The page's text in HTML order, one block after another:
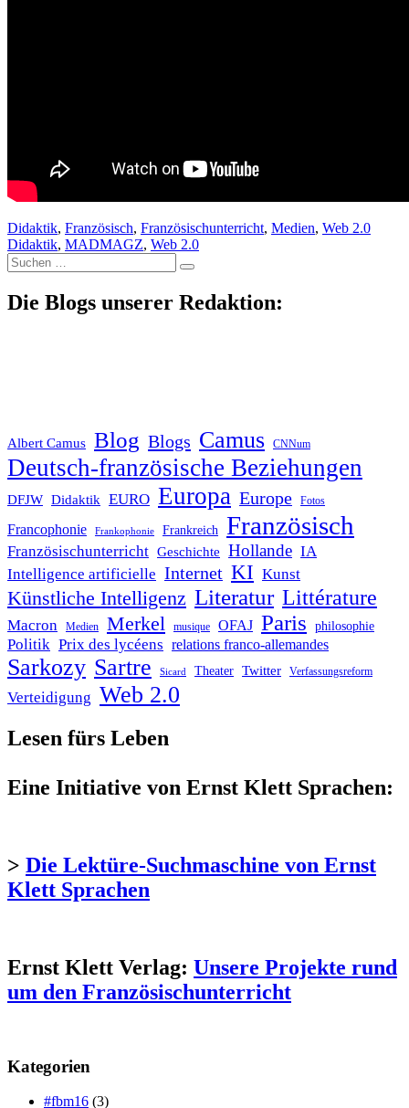
Didaktik, Französisch, Französischunterricht, Medien, Web 2.0
Didaktik, MADMAGZ, Web 2.0
Suche
nach:
Die Blogs unserer Redaktion:
Albert Camus Blog Blogs Camus CNNum
Deutsch-französische Beziehungen
DFJW Didaktik EURO Europa Europe Fotos
Francophonie Frankophonie Frankreich Französisch
Französischunterricht Geschichte Hollande IA
Intelligence artificielle Internet KI Kunst
Künstliche Intelligenz Literatur Littérature
Macron Medien Merkel musique OFAJ Paris philosophie
Politik Prix des lycéens relations franco-allemandes
Sarkozy Sartre Sicard Theater Twitter Verfassungsreform
Verteidigung Web 2.0
Lesen fürs Leben
Eine Initiative von Ernst Klett Sprachen:
> Die Lektüre-Suchmaschine von Ernst
Klett Sprachen
Ernst Klett Verlag: Unsere Projekte rund
um den Französischunterricht
Kategorien
#fbm16 (3)